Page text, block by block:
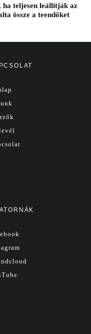
teljesen leállítják az
össze a teendőket